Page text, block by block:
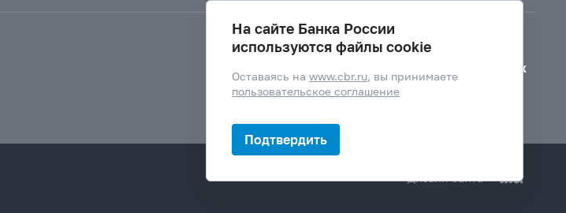
Версия для слабовидящих
Дизайн сайта —
На сайте Банка России
используются файлы cookie
Оставаясь наwww.cbr.ru, вы принимаете
пользовательское соглашение
Подтвердить